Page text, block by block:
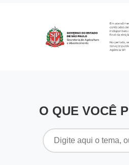
O QUE VOCÊ
Pesquisar
por: